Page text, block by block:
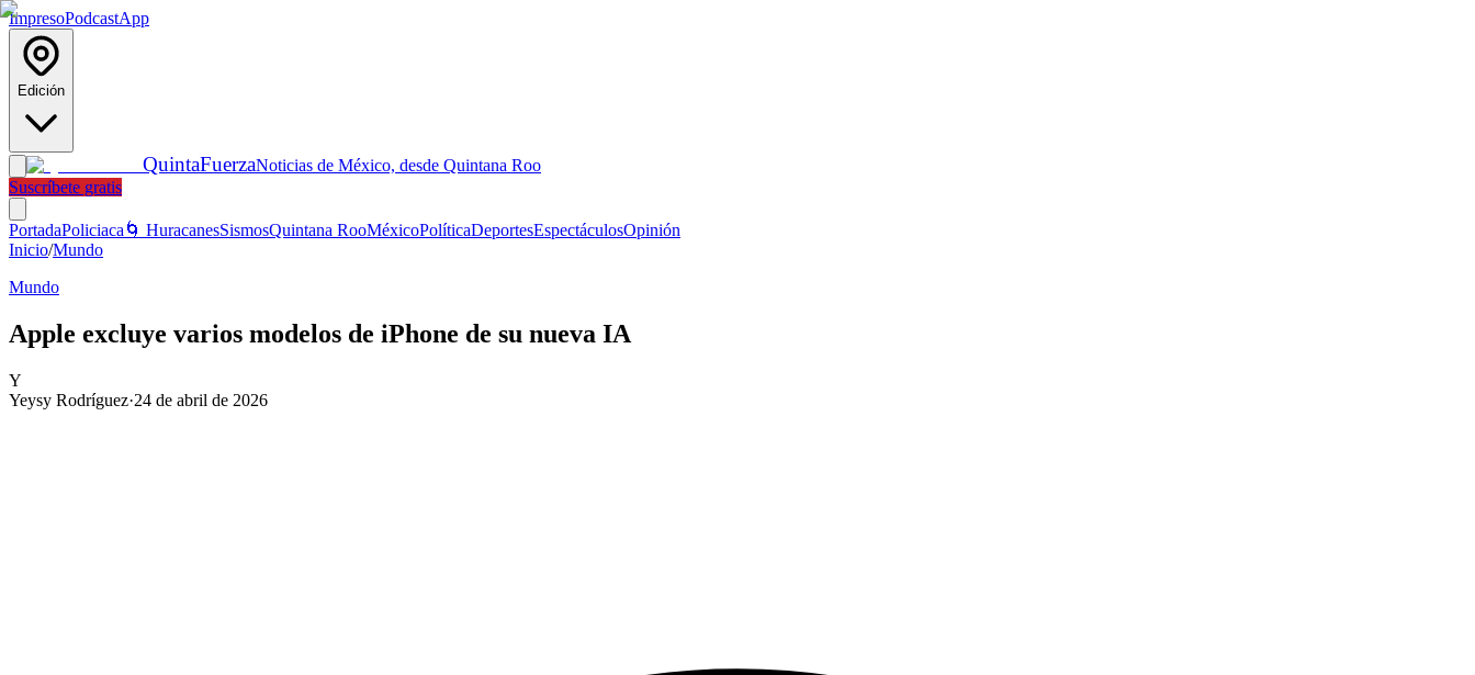
ImpresoPodcastApp
Edición
QuintaFuerzaNoticias de México, desde Quintana Roo
Suscríbete gratis
PortadaPoliciaca 🌀 HuracanesSismosQuintana RooMéxicoPolíticaDeportesEspectáculosOpinión
Inicio/Mundo
Mundo
Apple excluye varios modelos de iPhone de su nueva IA
Y
Yeysy Rodríguez·24 de abril de 2026